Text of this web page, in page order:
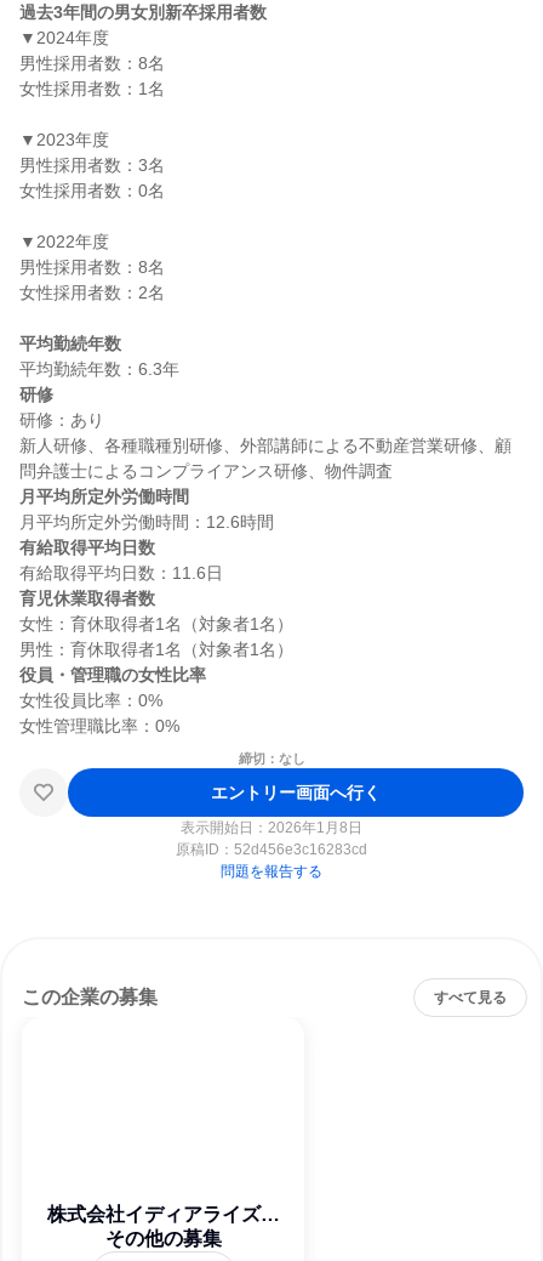
過去3年間の男女別新卒採用者数
▼2024年度
男性採用者数：8名
女性採用者数：1名
▼2023年度
男性採用者数：3名
女性採用者数：0名
▼2022年度
男性採用者数：8名
女性採用者数：2名
平均勤続年数
研修
研修：あり
新人研修、各種職種別研修、外部講師による不動産営業研修、顧
月平均所定外労働時間
有給取得平均日数
育児休業取得者数
女性：育休取得者1名（対象者1名）
役員・管理職の女性比率
女性役員比率：0%
締切：なし
エントリー画面へ行く
表示開始日：2026年1月8日
原稿ID： 52d456e3c16283cd
問題を報告する
この企業の募集 すべて見る
株式会社イディアライズコ
ーポレーション
その他の募集